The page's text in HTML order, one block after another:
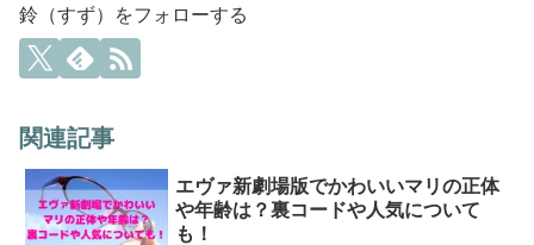
鈴（すず）をフォローする
関連記事
エヴァ新劇場版でかわいいマリの正体
や年齢は？裏コードや人気について
も！